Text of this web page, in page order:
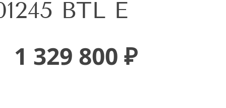
BTL E
1 329 800 ₽